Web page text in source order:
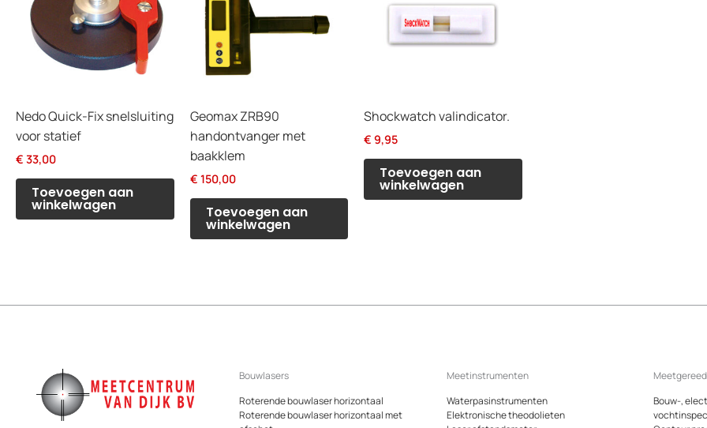
Nedo Quick-Fix snelsluiting
voor statief
€ 33,00
Toevoegen aan
winkelwagen
Geomax ZRB90
handontvanger met
baakklem
€ 150,00
Toevoegen aan
winkelwagen
Shockwatch valindicator.
€ 9,95
Toevoegen aan
winkelwagen
Bouwlasers
Roterende bouwlaser horizontaal
Roterende bouwlaser horizontaal met
Meetinstrumenten
Waterpasinstrumenten
Elektronische theodolieten
Bouw-,